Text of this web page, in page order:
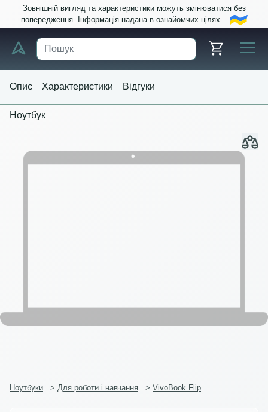
Зовнішній вигляд та характеристики можуть змінюватися без
попередження. Інформація надана в ознайомчих цілях.
Опис Характеристики Відгуки
Ноутбук
Ноутбуки > Для роботи і навчання > VivoBook Flip